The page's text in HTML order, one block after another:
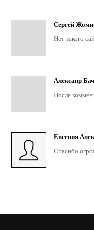
Сергей
Нет такого
Алексанр
После
Евгения
Спасибо